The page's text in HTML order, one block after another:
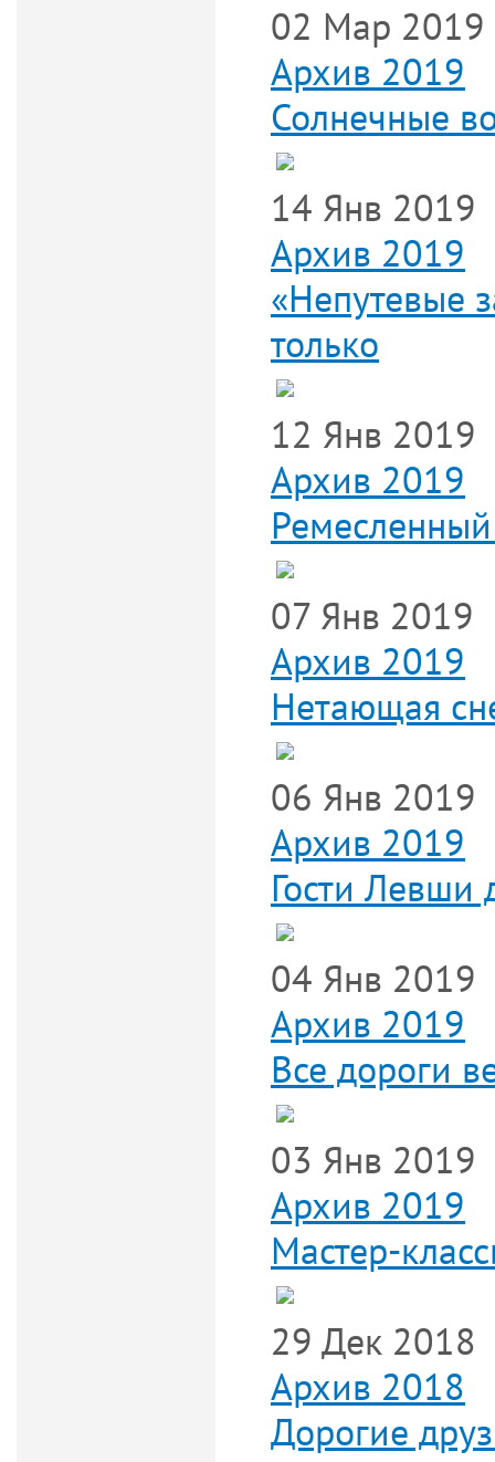
02 Мар 2019
Архив 2019
Солнечные
14 Янв 2019
Архив 2019
«Непутевые
только
12 Янв 2019
Архив 2019
07 Янв 2019
Архив 2019
Нетающая
06 Янв 2019
Архив 2019
Гости Левши
04 Янв 2019
Архив 2019
Все дороги
03 Янв 2019
Архив 2019
Мастер-
29 Дек 2018
Архив 2018
Дорогие